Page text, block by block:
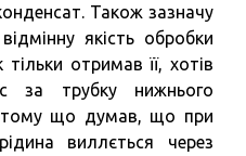
Також зазначу
якість обробки
отримав її, хотів
за трубку нижнього
тому що думав, що при
виллється через